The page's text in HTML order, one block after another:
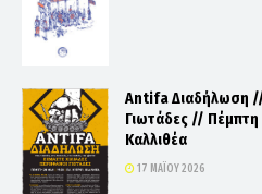
Antifa Διαδήλωση //
Γιωτάδες //
Καλλιθέα
17 ΜΑΪ́ΟΥ 2026